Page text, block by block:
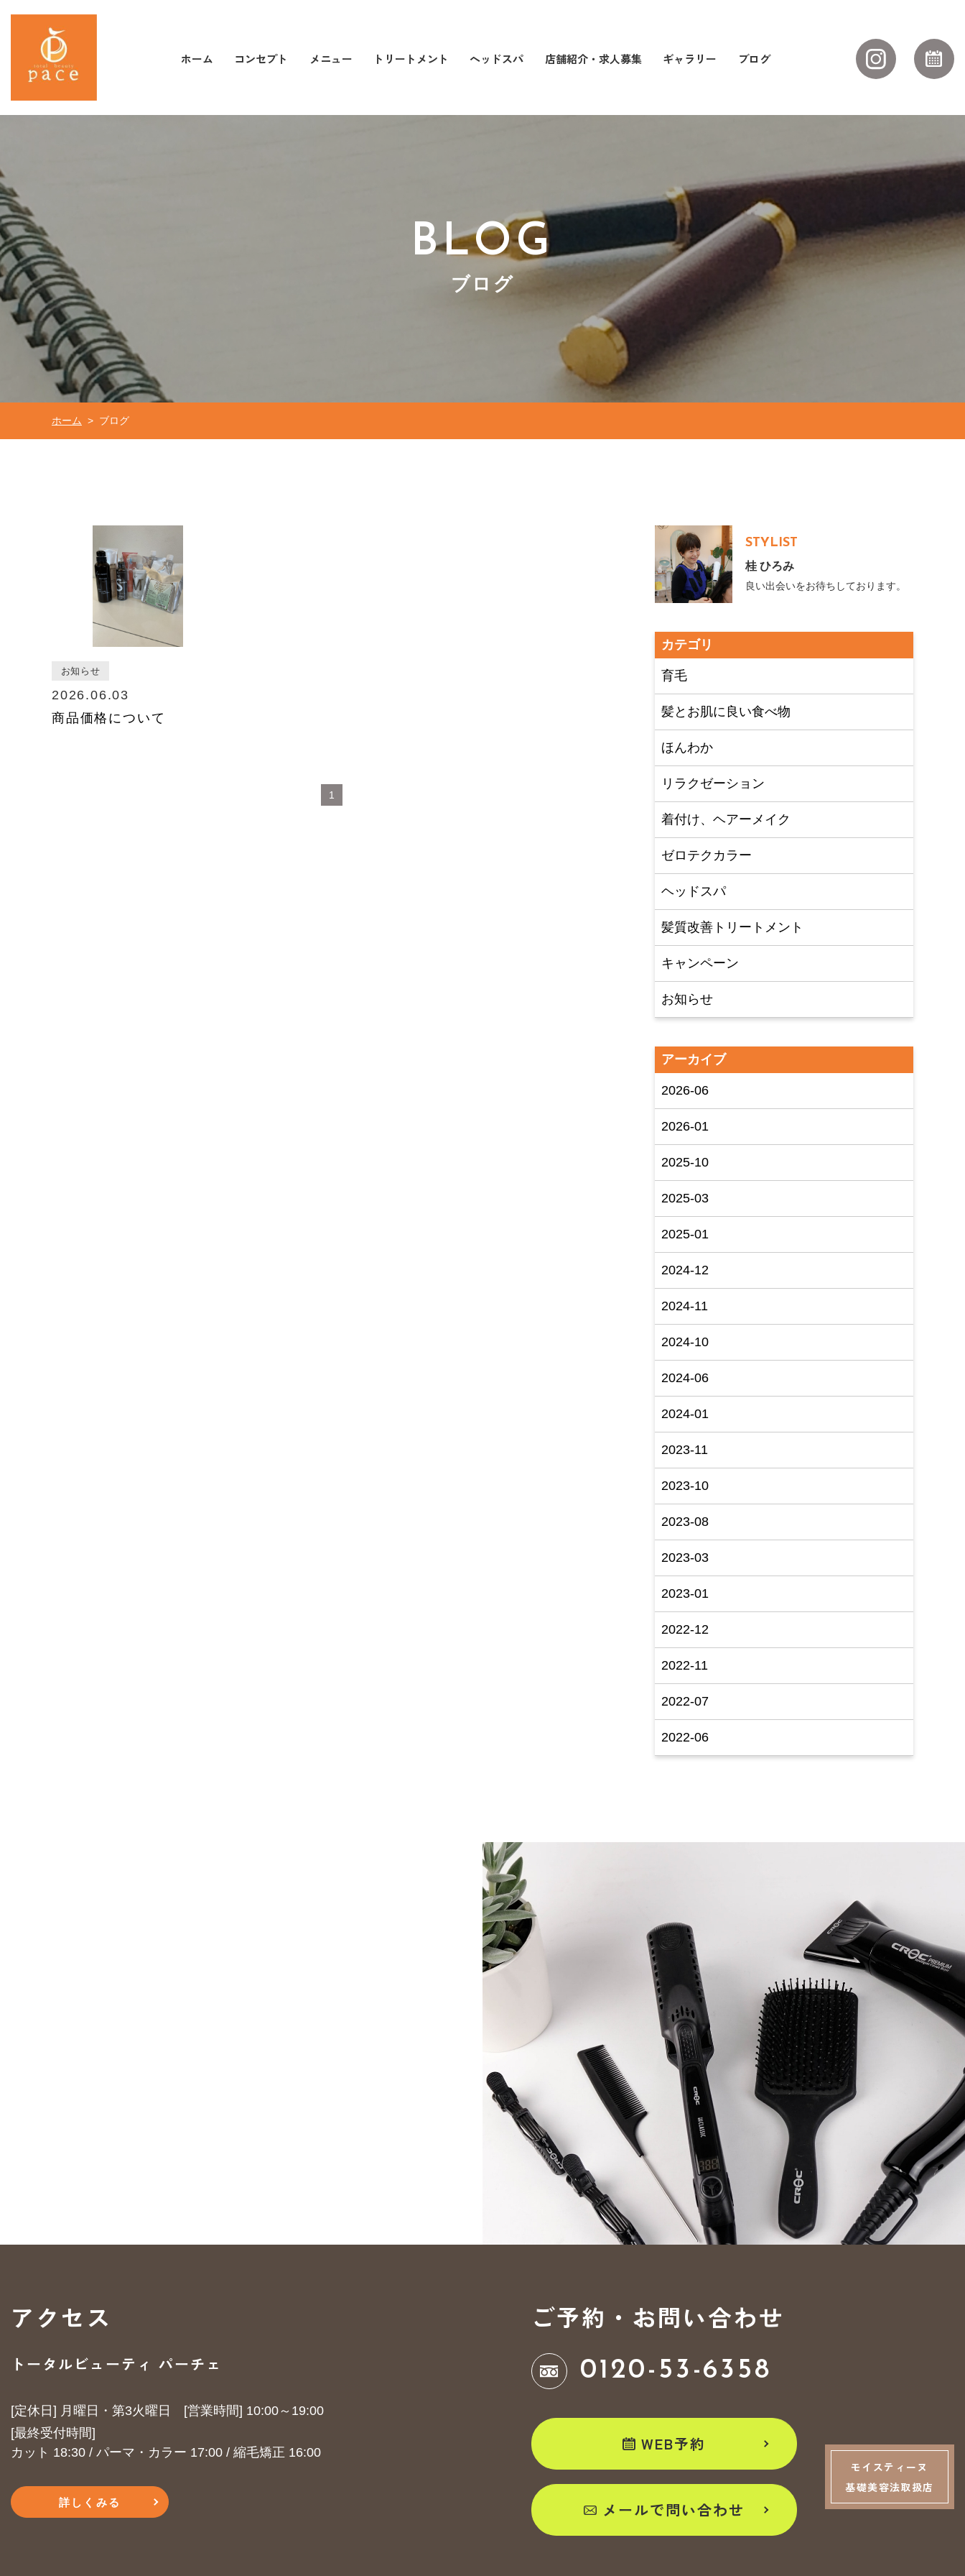
ホーム コンセプト メニュー トリートメント ヘッドスパ 店舗紹介・求人募集 ギャラリー ブログ
BLOG
ブログ
ホーム > ブログ
お知らせ
2026.06.03
商品価格について
1
STYLIST
桂 ひろみ
良い出会いをお待ちしております。
カテゴリ
育毛
髪とお肌に良い食べ物
ほんわか
リラクゼーション
着付け、ヘアーメイク
ゼロテクカラー
ヘッドスパ
髪質改善トリートメント
キャンペーン
お知らせ
アーカイブ
2026-06
2026-01
2025-10
2025-03
2025-01
2024-12
2024-11
2024-10
2024-06
2024-01
2023-11
2023-10
2023-08
2023-03
2023-01
2022-12
2022-11
2022-07
2022-06
アクセス
トータルビューティ パーチェ
[定休日] 月曜日・第3火曜日 ​​​​​​​[営業時間] 10:00～19:00
​​​​​​​[最終受付時間]
カット 18:30 / パーマ・カラー 17:00 / 縮毛矯正 16:00
詳しくみる
ご予約・お問い合わせ
0120-53-6358
WEB予約
メールで問い合わせ
モイスティーヌ
基礎美容法取扱店